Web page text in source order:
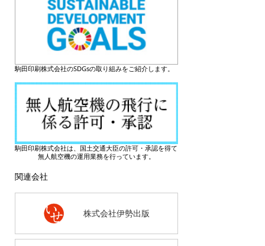
駒田印刷株式会社のSDGsの取り組みをご紹介します。
駒田印刷株式会社は、国土交通大臣の許可・承認を得て
無人航空機の運用業務を行っています。
関連会社
株式会社伊勢出版